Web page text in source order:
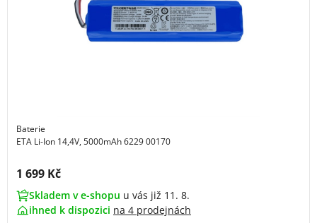
Baterie
ETA Li-Ion 14,4V, 5000mAh 6229 00170
Cena s DPH:
1 699 Kč
Skladem v e-shopu u vás již 11. 8.
ihned k dispozici na 4 prodejnách